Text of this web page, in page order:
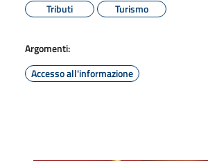
Tributi
Turismo
Argomenti:
Accesso all'informazione